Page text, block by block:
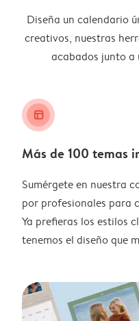
Diseña un calendario
creativos, nuestras
acabados junto a
layout_alt
Más de 100 temas
Sumérgete en nuestra
por profesionales para
Ya prefieras los estilos
tenemos el diseño que